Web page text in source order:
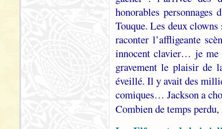
honorables
Touque. Les deux
raconter l’affligeante
innocent clavier… je me
gravement le plaisir de
éveillé. Il y avait des
comiques… Jackson a
Combien de temps